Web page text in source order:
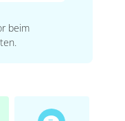
beim